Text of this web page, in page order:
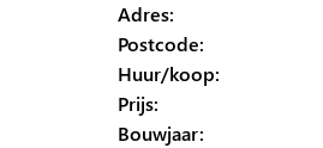
Adres:
Postcode:
Huur/koop:
Prijs:
Bouwjaar: